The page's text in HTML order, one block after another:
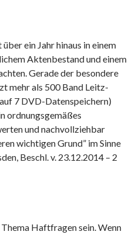
ein Jahr hinaus in einem
Aktenbestand und einem
Gerade der besondere
mehr als 500 Band Leitz-
7 DVD-Datenspeichern)
ordnungsgemäßes
und nachvollziehbar
wichtigen Grund” im Sinne
Beschl. v. 23.12.2014 – 2
Haftfragen sein. Wenn